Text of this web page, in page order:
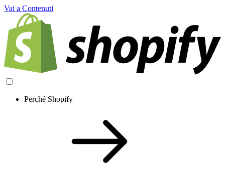
Vai a Contenuti
Perché Shopify